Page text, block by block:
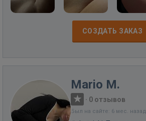
СОЗДАТЬ ЗАКАЗ
Mario M.
· 0 отзывов
Был на сайте: 6 мес. назад